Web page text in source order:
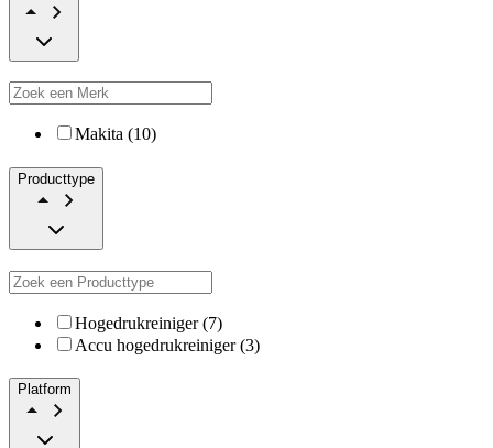
Makita (10)
Producttype
Hogedrukreiniger (7)
Accu hogedrukreiniger (3)
Platform